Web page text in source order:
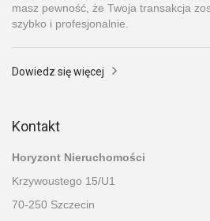
masz pewność, że Twoja transakcja
szybko i profesjonalnie.
Dowiedz się więcej
Kontakt
Horyzont Nieruchomości
Krzywoustego 15/U1
70-250 Szczecin